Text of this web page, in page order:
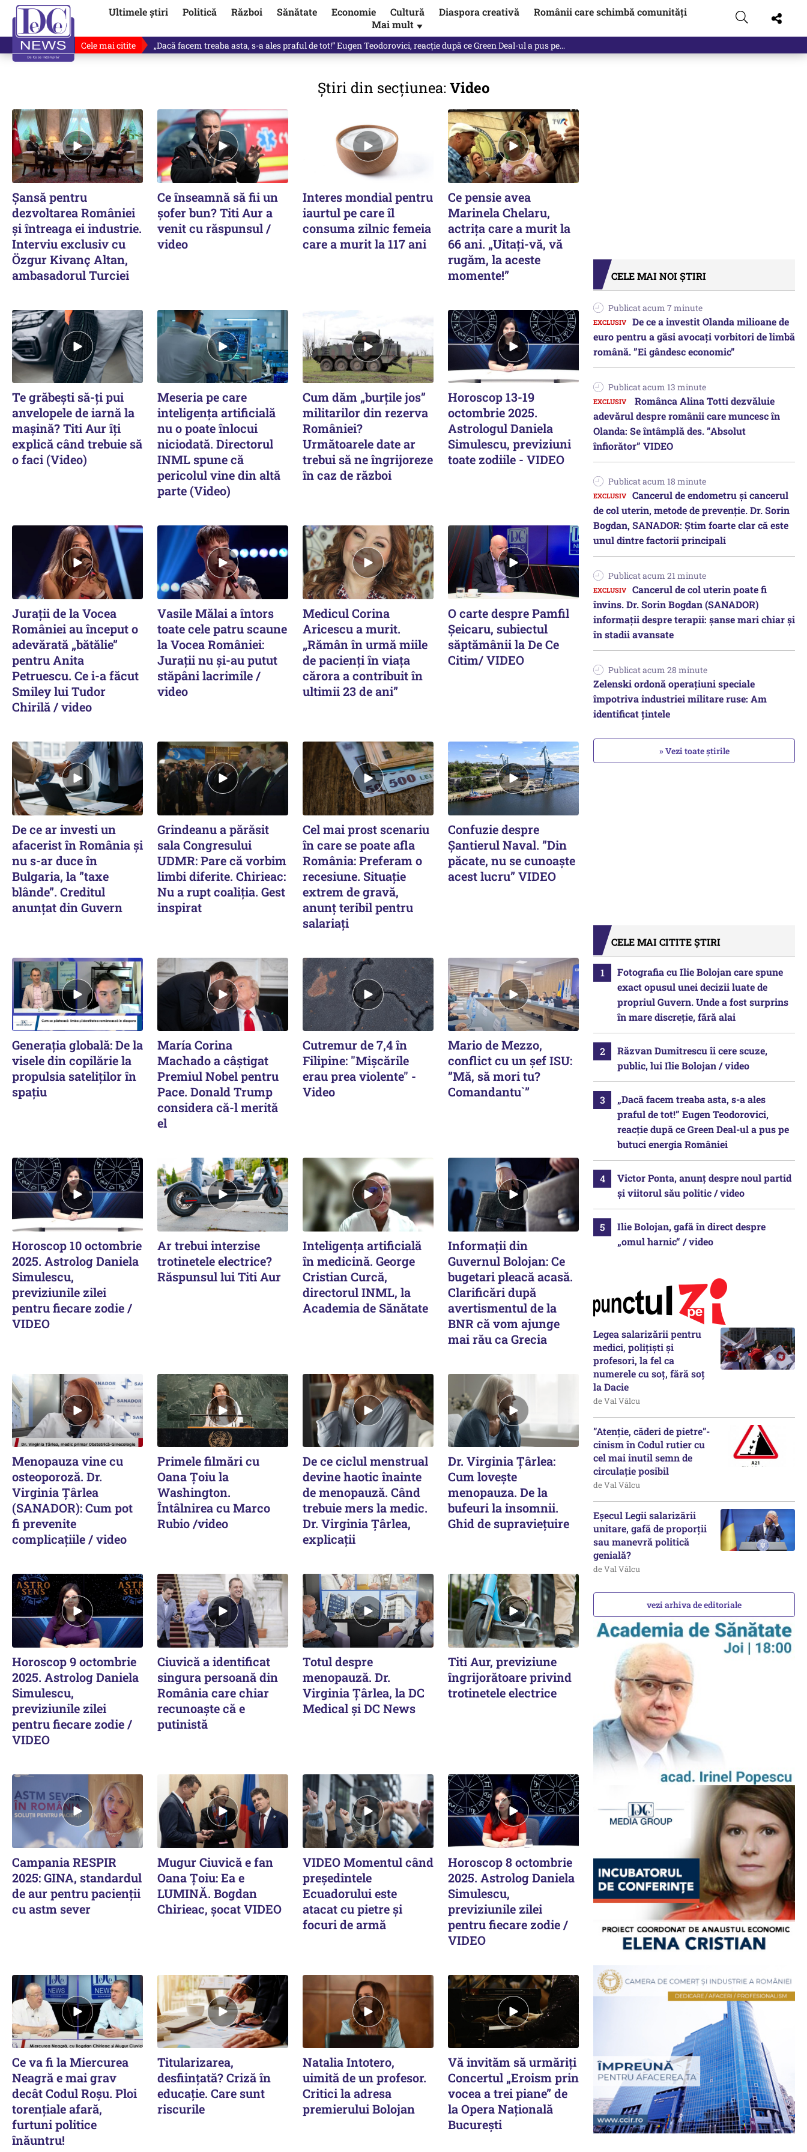
Ultimele știri Politică Război Sănătate Economie Cultură Diaspora creativă
Românii care schimbă comunități
Mai mult ▼
Cele mai citite „Dacă facem treaba asta, s-a ales praful de tot!” Eugen Teodorovici, reacție după ce Green Deal-ul a pus pe…
Știri din secțiunea: Video
Șansă pentru
dezvoltarea României
și întreaga ei industrie.
Interviu exclusiv cu
Özgur Kivanç Altan,
ambasadorul Turciei
Ce înseamnă să fii un
șofer bun? Titi Aur a
venit cu răspunsul /
video
Interes mondial pentru
iaurtul pe care îl
consuma zilnic femeia
care a murit la 117 ani
Ce pensie avea
Marinela Chelaru,
actrița care a murit la
66 ani. „Uitați-vă, vă
rugăm, la aceste
momente!”
Te grăbești să-ți pui
anvelopele de iarnă la
mașină? Titi Aur îți
explică când trebuie să
o faci (Video)
Meseria pe care
inteligența artificială
nu o poate înlocui
niciodată. Directorul
INML spune că
pericolul vine din altă
parte (Video)
Cum dăm „burțile jos”
militarilor din rezerva
României?
Următoarele date ar
trebui să ne îngrijoreze
în caz de război
Horoscop 13-19
octombrie 2025.
Astrologul Daniela
Simulescu, previziuni
toate zodiile - VIDEO
Jurații de la Vocea
României au început o
adevărată „bătălie”
pentru Anita
Petruescu. Ce i-a făcut
Smiley lui Tudor
Chirilă / video
Vasile Mălai a întors
toate cele patru scaune
la Vocea României:
Jurații nu și-au putut
stăpâni lacrimile /
video
Medicul Corina
Aricescu a murit.
„Rămân în urmă miile
de pacienți în viața
cărora a contribuit în
ultimii 23 de ani”
O carte despre Pamfil
Șeicaru, subiectul
săptămânii la De Ce
Citim/ VIDEO
De ce ar investi un
afacerist în România și
nu s-ar duce în
Bulgaria, la ”taxe
blânde”. Creditul
anunțat din Guvern
Grindeanu a părăsit
sala Congresului
UDMR: Pare că vorbim
limbi diferite. Chirieac:
Nu a rupt coaliția. Gest
inspirat
Cel mai prost scenariu
în care se poate afla
România: Preferam o
recesiune. Situație
extrem de gravă,
anunț teribil pentru
salariați
Confuzie despre
Șantierul Naval. ”Din
păcate, nu se cunoaște
acest lucru” VIDEO
Generația globală: De la
visele din copilărie la
propulsia sateliților în
spațiu
María Corina
Machado a câștigat
Premiul Nobel pentru
Pace. Donald Trump
considera că-l merită
el
Cutremur de 7,4 în
Filipine: "Mişcările
erau prea violente" -
Video
Mario de Mezzo,
conflict cu un șef ISU:
”Mă, să mori tu?
Comandantu`”
Horoscop 10 octombrie
2025. Astrolog Daniela
Simulescu,
previziunile zilei
pentru fiecare zodie /
VIDEO
Ar trebui interzise
trotinetele electrice?
Răspunsul lui Titi Aur
Inteligența artificială
în medicină. George
Cristian Curcă,
directorul INML, la
Academia de Sănătate
Informații din
Guvernul Bolojan: Ce
bugetari pleacă acasă.
Clarificări după
avertismentul de la
BNR că vom ajunge
mai rău ca Grecia
Menopauza vine cu
osteoporoză. Dr.
Virginia Țârlea
(SANADOR): Cum pot
fi prevenite
complicațiile / video
Primele filmări cu
Oana Țoiu la
Washington.
Întâlnirea cu Marco
Rubio /video
De ce ciclul menstrual
devine haotic înainte
de menopauză. Când
trebuie mers la medic.
Dr. Virginia Țârlea,
explicații
Dr. Virginia Țârlea:
Cum lovește
menopauza. De la
bufeuri la insomnii.
Ghid de supraviețuire
Horoscop 9 octombrie
2025. Astrolog Daniela
Simulescu,
previziunile zilei
pentru fiecare zodie /
VIDEO
Ciuvică a identificat
singura persoană din
România care chiar
recunoaște că e
putinistă
Totul despre
menopauză. Dr.
Virginia Țârlea, la DC
Medical și DC News
Titi Aur, previziune
îngrijorătoare privind
trotinetele electrice
Campania RESPIR
2025: GINA, standardul
de aur pentru pacienții
cu astm sever
Mugur Ciuvică e fan
Oana Țoiu: Ea e
LUMINĂ. Bogdan
Chirieac, șocat VIDEO
VIDEO Momentul când
președintele
Ecuadorului este
atacat cu pietre și
focuri de armă
Horoscop 8 octombrie
2025. Astrolog Daniela
Simulescu,
previziunile zilei
pentru fiecare zodie /
VIDEO
Ce va fi la Miercurea
Neagră e mai grav
decât Codul Roșu. Ploi
torențiale afară,
furtuni politice
înăuntru!
Titularizarea,
desființată? Criză în
educație. Care sunt
riscurile
Natalia Intotero,
uimită de un profesor.
Critici la adresa
premierului Bolojan
Vă invităm să urmăriți
Concertul „Eroism prin
vocea a trei piane” de
la Opera Națională
București
CELE MAI NOI ȘTIRI
Publicat acum 7 minute
De ce a investit Olanda milioane de
euro pentru a găsi avocați vorbitori de limbă
română. ”Ei gândesc economic”
Publicat acum 13 minute
Românca Alina Totti dezvăluie
adevărul despre românii care muncesc în
Olanda: Se întâmplă des. ”Absolut
înfiorător” VIDEO
Publicat acum 18 minute
Cancerul de endometru și cancerul
de col uterin, metode de prevenție. Dr. Sorin
Bogdan, SANADOR: Știm foarte clar că este
unul dintre factorii principali
Publicat acum 21 minute
Cancerul de col uterin poate fi
învins. Dr. Sorin Bogdan (SANADOR)
informații despre terapii: șanse mari chiar și
în stadii avansate
Publicat acum 28 minute
Zelenski ordonă operațiuni speciale
împotriva industriei militare ruse: Am
identificat țintele
» Vezi toate știrile
CELE MAI CITITE ȘTIRI
Fotografia cu Ilie Bolojan care spune
exact opusul unei decizii luate de
propriul Guvern. Unde a fost surprins
în mare discreție, fără alai
Răzvan Dumitrescu îi cere scuze,
public, lui Ilie Bolojan / video
„Dacă facem treaba asta, s-a ales
praful de tot!” Eugen Teodorovici,
reacție după ce Green Deal-ul a pus pe
butuci energia României
Victor Ponta, anunț despre noul partid
și viitorul său politic / video
Ilie Bolojan, gafă în direct despre
„omul harnic“ / video
Legea salarizării pentru
medici, polițiști și
profesori, la fel ca
numerele cu soț, fără soț
la Dacie
de Val Vâlcu
”Atenție, căderi de pietre”-
cinism în Codul rutier cu
cel mai inutil semn de
circulație posibil
de Val Vâlcu
Eșecul Legii salarizării
unitare, gafă de proporții
sau manevră politică
genială?
de Val Vâlcu
vezi arhiva de editoriale